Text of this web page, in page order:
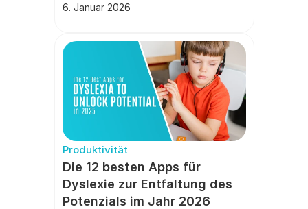
6. Januar 2026
Produktivität
Die 12 besten Apps für
Dyslexie zur Entfaltung des
Potenzials im Jahr 2026